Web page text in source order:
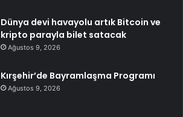
Dünya devi havayolu artık Bitcoin ve
kripto parayla bilet satacak
Ağustos 9, 2026
Kırşehir’de Bayramlaşma Programı
Ağustos 9, 2026